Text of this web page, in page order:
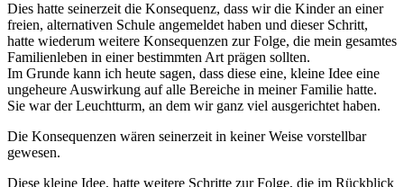
Dies hatte seinerzeit die Konsequenz, dass wir die Kinder an einer
freien, alternativen Schule angemeldet haben und dieser Schritt,
hatte wiederum weitere Konsequenzen zur Folge, die mein gesamtes
Familienleben in einer bestimmten Art prägen sollten.
Im Grunde kann ich heute sagen, dass diese eine, kleine Idee eine
ungeheure Auswirkung auf alle Bereiche in meiner Familie hatte.
Sie war der Leuchtturm, an dem wir ganz viel ausgerichtet haben.
Die Konsequenzen wären seinerzeit in keiner Weise vorstellbar
gewesen.
Diese kleine Idee, hatte weitere Schritte zur Folge, die im Rückblick